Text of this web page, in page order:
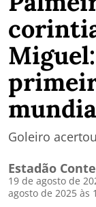
Goleiro
Estadão
19 de agosto de
agosto de 2025 às